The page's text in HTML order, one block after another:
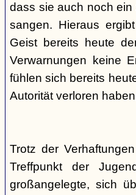
dass sie auch noch
sangen. Hieraus
Geist bereits heute
Verwarnungen keine
fühlen sich bereits
Autorität verloren
Trotz der
Treffpunkt der
großangelegte, sich